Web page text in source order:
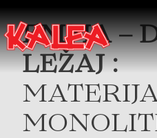
EMMA –
LEŽAJ :